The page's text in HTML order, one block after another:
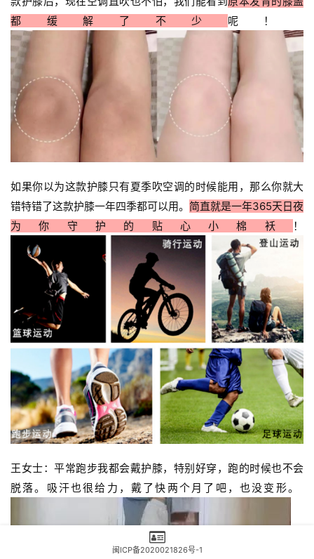
都缓解了不少 呢！
如果你以为这款护膝只有夏季吹空调的时候能用，那么你就大
错特错了这款护膝一年四季都可以用。 简直就是一年365天日夜
为你守护的贴心小棉袄
！
王女士：平常跑步我都会戴护膝，特别好穿，跑的时候也不会
脱落。吸汗也很给力，戴了快两个月了吧，也没变形。
闽ICP备2020021826号-1